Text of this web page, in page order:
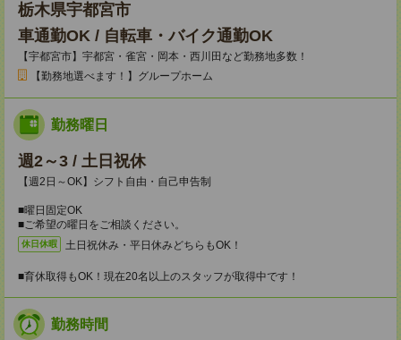
栃木県宇都宮市
車通勤OK / 自転車・バイク通勤OK
【宇都宮市】宇都宮・雀宮・岡本・西川田など勤務地多数！
【勤務地選べます！】グループホーム
勤務曜日
週2～3 / 土日祝休
【週2日～OK】シフト自由・自己申告制
■曜日固定OK
■ご希望の曜日をご相談ください。
休日休暇 土日祝休み・平日休みどちらもOK！
■育休取得もOK！現在20名以上のスタッフが取得中です！
勤務時間